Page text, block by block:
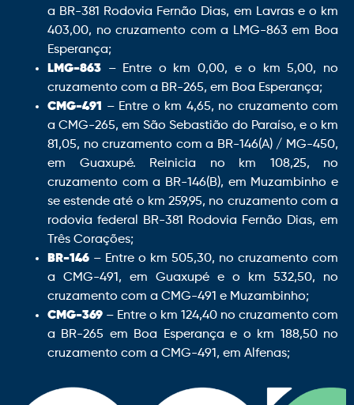
a BR-381 Rodovia Fernão Dias, em Lavras e o km
403,00, no cruzamento com a LMG-863 em Boa
Esperança;
LMG-863 – Entre o km 0,00, e o km 5,00, no
cruzamento com a BR-265, em Boa Esperança;
CMG-491
– Entre o km 4,65, no cruzamento com
a CMG-265, em São Sebastião do Paraíso, e o km
81,05, no cruzamento com a BR-146(A) / MG-450,
em Guaxupé. Reinicia no km 108,25, no
cruzamento com a BR-146(B), em Muzambinho e
se estende até o km 259,95, no cruzamento com a
rodovia federal BR-381 Rodovia Fernão Dias, em
Três Corações;
BR-146 – Entre o km 505,30, no cruzamento com
a CMG-491, em Guaxupé e o km 532,50, no
cruzamento com a CMG-491 e Muzambinho;
CMG-369 – Entre o km 124,40 no cruzamento com
a BR-265 em Boa Esperança e o km 188,50 no
cruzamento com a CMG-491, em Alfenas;